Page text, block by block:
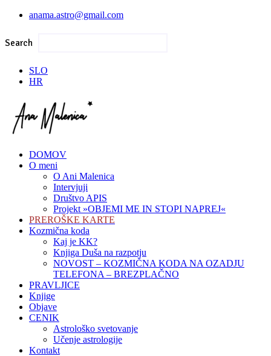
anama.astro@gmail.com
Search
SLO
HR
DOMOV
O meni
O Ani Malenica
Intervjuji
Društvo APIS
Projekt »OBJEMI ME IN STOPI NAPREJ«
PREROŠKE KARTE
Kozmična koda
Kaj je KK?
Knjiga Duša na razpotju
NOVOST – KOZMIČNA KODA NA OZADJU
TELEFONA – BREZPLAČNO
PRAVLJICE
Knjige
Objave
CENIK
Astrološko svetovanje
Učenje astrologije
Kontakt